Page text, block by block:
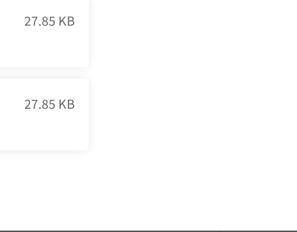
27.85 KB
27.85 KB